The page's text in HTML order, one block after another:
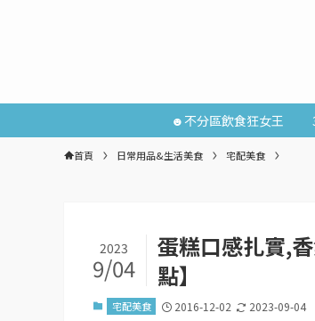
☻不分區飲食狂女王
首頁 日常用品&生活美食 宅配美食
蛋糕口感扎實,
點】
2023
9/04
宅配美食 2016-12-02 2023-09-04